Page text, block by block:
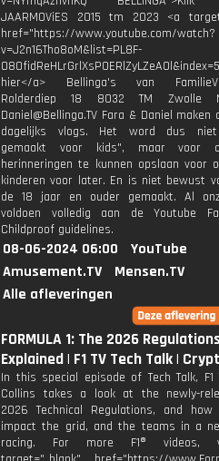
JAARMOViES 2015 tm 2023 <a
href="https://www.youtube.com/watch?
v=J2n16Tho8oM&list=PL8F-
hier</a> Bellinga's van
Rolderdiep 18 8032 TM Zwolle
Daniel@Bellinga.TV Fara & Daniel maken
dagelijks vlogs. Het word dus niet
gemaakt voor kids", maar voor
herinneringen te kunnen opslaan voor
kinderen voor later. En is niet bewust
de 18 jaar en ouder gemaakt. Al
voldoen volledig aan de Youtube
Childproof guidelines.
08-06-2024 06:00
YouTube
Amusement.TV
Mensen.TV
Alle afleveringen
FORMULA 1: The 2026
Explained | F1 TV Tech Talk |
In this special episode of Tech Talk, F1
Collins takes a look at the newly-
2026 Technical Regulations, and
impact the grid, and the teams in a
racing. For more F1® videos,